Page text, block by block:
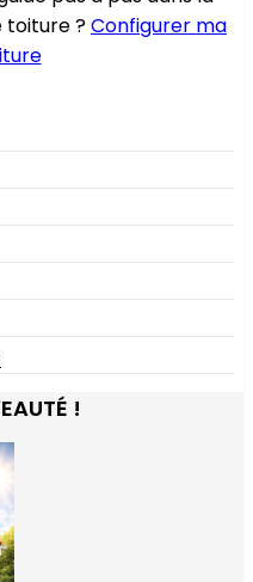
toiture ?Configurer ma
!